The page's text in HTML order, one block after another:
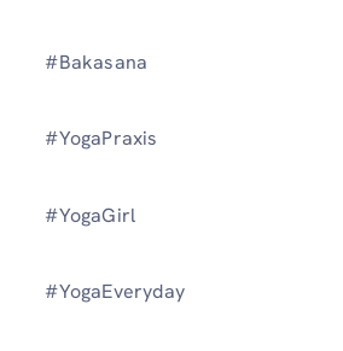
#Bakasana
#YogaPraxis
#YogaGirl
#YogaEveryday